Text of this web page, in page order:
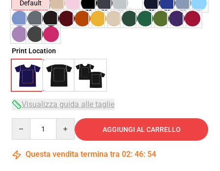
Default
Print Location
Visualizza guida alle taglie
AGGIUNGI AL CARRELLO
Questa vendita termina tra 02: 46: 54